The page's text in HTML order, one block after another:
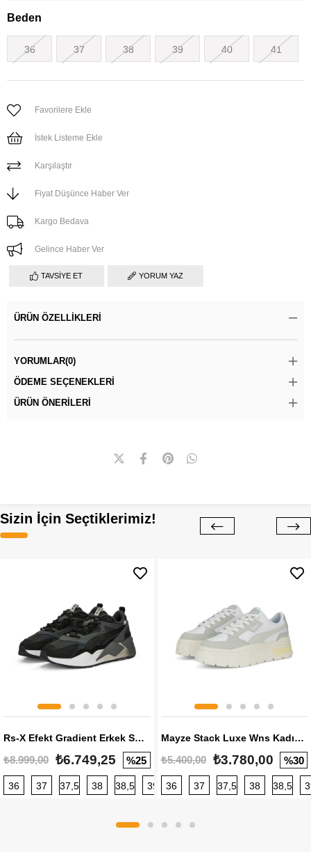
Beden
36 37 38 39 40 41
Favorilere Ekle
İstek Listeme Ekle
Karşılaştır
Fiyat Düşünce Haber Ver
Kargo Bedava
Gelince Haber Ver
TAVSIYE ET YORUM YAZ
ÜRÜN ÖZELLIKLERI
YORUMLAR(0)
ÖDEME SEÇENEKLERI
ÜRÜN ÖNERILERI
Sizin İçin Seçtiklerimiz!
Rs-X Efekt Gradient Erkek Sneaker
₺8.999,00 ₺6.749,25 %25
36 37 37,5 38 38,5 39 40 40,5 41 42 42,5
Mayze Stack Luxe Wns Kadın Sneaker
₺5.400,00 ₺3.780,00 %30
36 37 37,5 38 38,5